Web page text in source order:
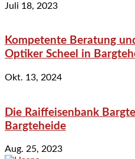
Juli 18, 2023
Kompetente Beratung
Optiker Scheel in
Okt. 13, 2024
Die Raiffeisenbank
Bargteheide
Aug. 25, 2023